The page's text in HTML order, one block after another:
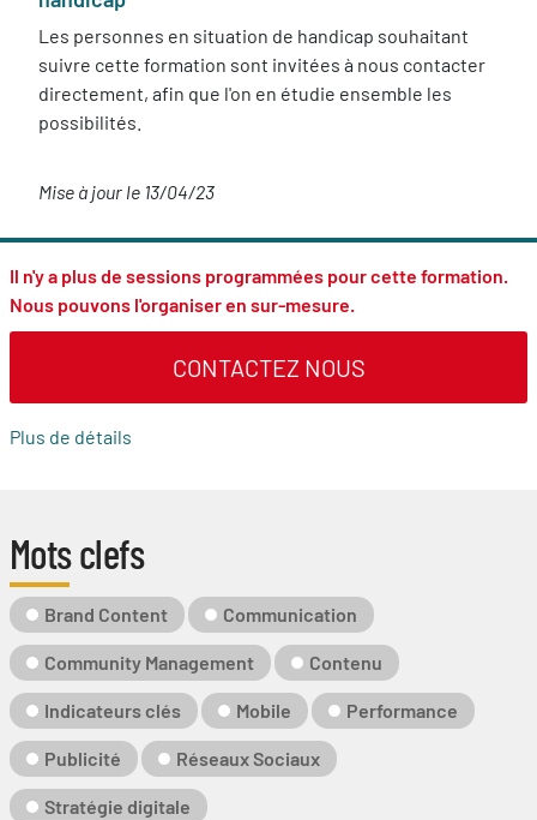
Les personnes en situation de handicap souhaitant
suivre cette formation sont invitées à nous contacter
directement, afin que l'on en étudie ensemble les
possibilités.
Mise à jour le 13/04/23
Il n'y a plus de sessions programmées pour cette formation.
Nous pouvons l'organiser en sur-mesure.
CONTACTEZ NOUS
Plus de détails
Mots clefs
Mot-
Clé
Brand Content Communication
Community Management Contenu
Indicateurs clés Mobile Performance
Publicité Réseaux Sociaux
Stratégie digitale